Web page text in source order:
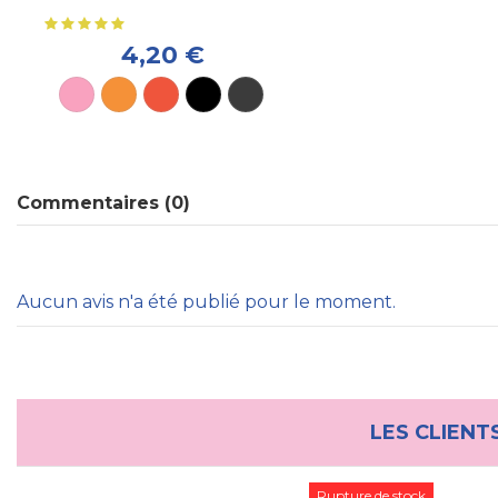
4,20 €
Commentaires (0)
Aucun avis n'a été publié pour le moment.
LES